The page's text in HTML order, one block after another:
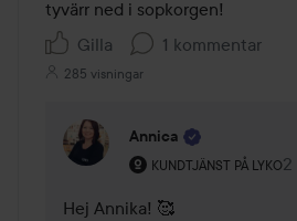
tyvärr ned i sopkorgen!
Gilla
1 kommentar
285 visningar
Annica
KUNDTJÄNST PÅ LYKO
Användarens roll: 2
Hej Annika! 🥰